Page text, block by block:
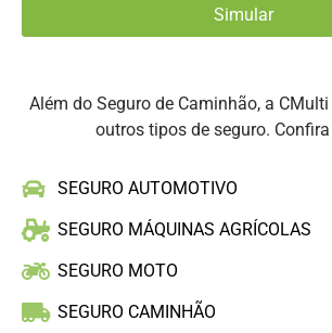
Além do Seguro de Caminhão, a
outros tipos de seguro.
SEGURO AUTOMOTIVO
SEGURO MÁQUINAS AGRÍCOLAS
SEGURO MOTO
SEGURO CAMINHÃO